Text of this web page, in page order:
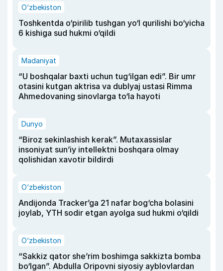
O‘zbekiston
Toshkentda o‘pirilib tushgan yo‘l qurilishi bo‘yicha
6 kishiga sud hukmi o‘qildi
Madaniyat
“U boshqalar baxti uchun tug‘ilgan edi”. Bir umr
otasini kutgan aktrisa va dublyaj ustasi Rimma
Ahmedovaning sinovlarga to‘la hayoti
Dunyo
“Biroz sekinlashish kerak”. Mutaxassislar
insoniyat sun’iy intellektni boshqara olmay
qolishidan xavotir bildirdi
O‘zbekiston
Andijonda Tracker’ga 21 nafar bog‘cha bolasini
joylab, YTH sodir etgan ayolga sud hukmi o‘qildi
O‘zbekiston
“Sakkiz qator she’rim boshimga sakkizta bomba
bo‘lgan”. Abdulla Oripovni siyosiy ayblovlardan